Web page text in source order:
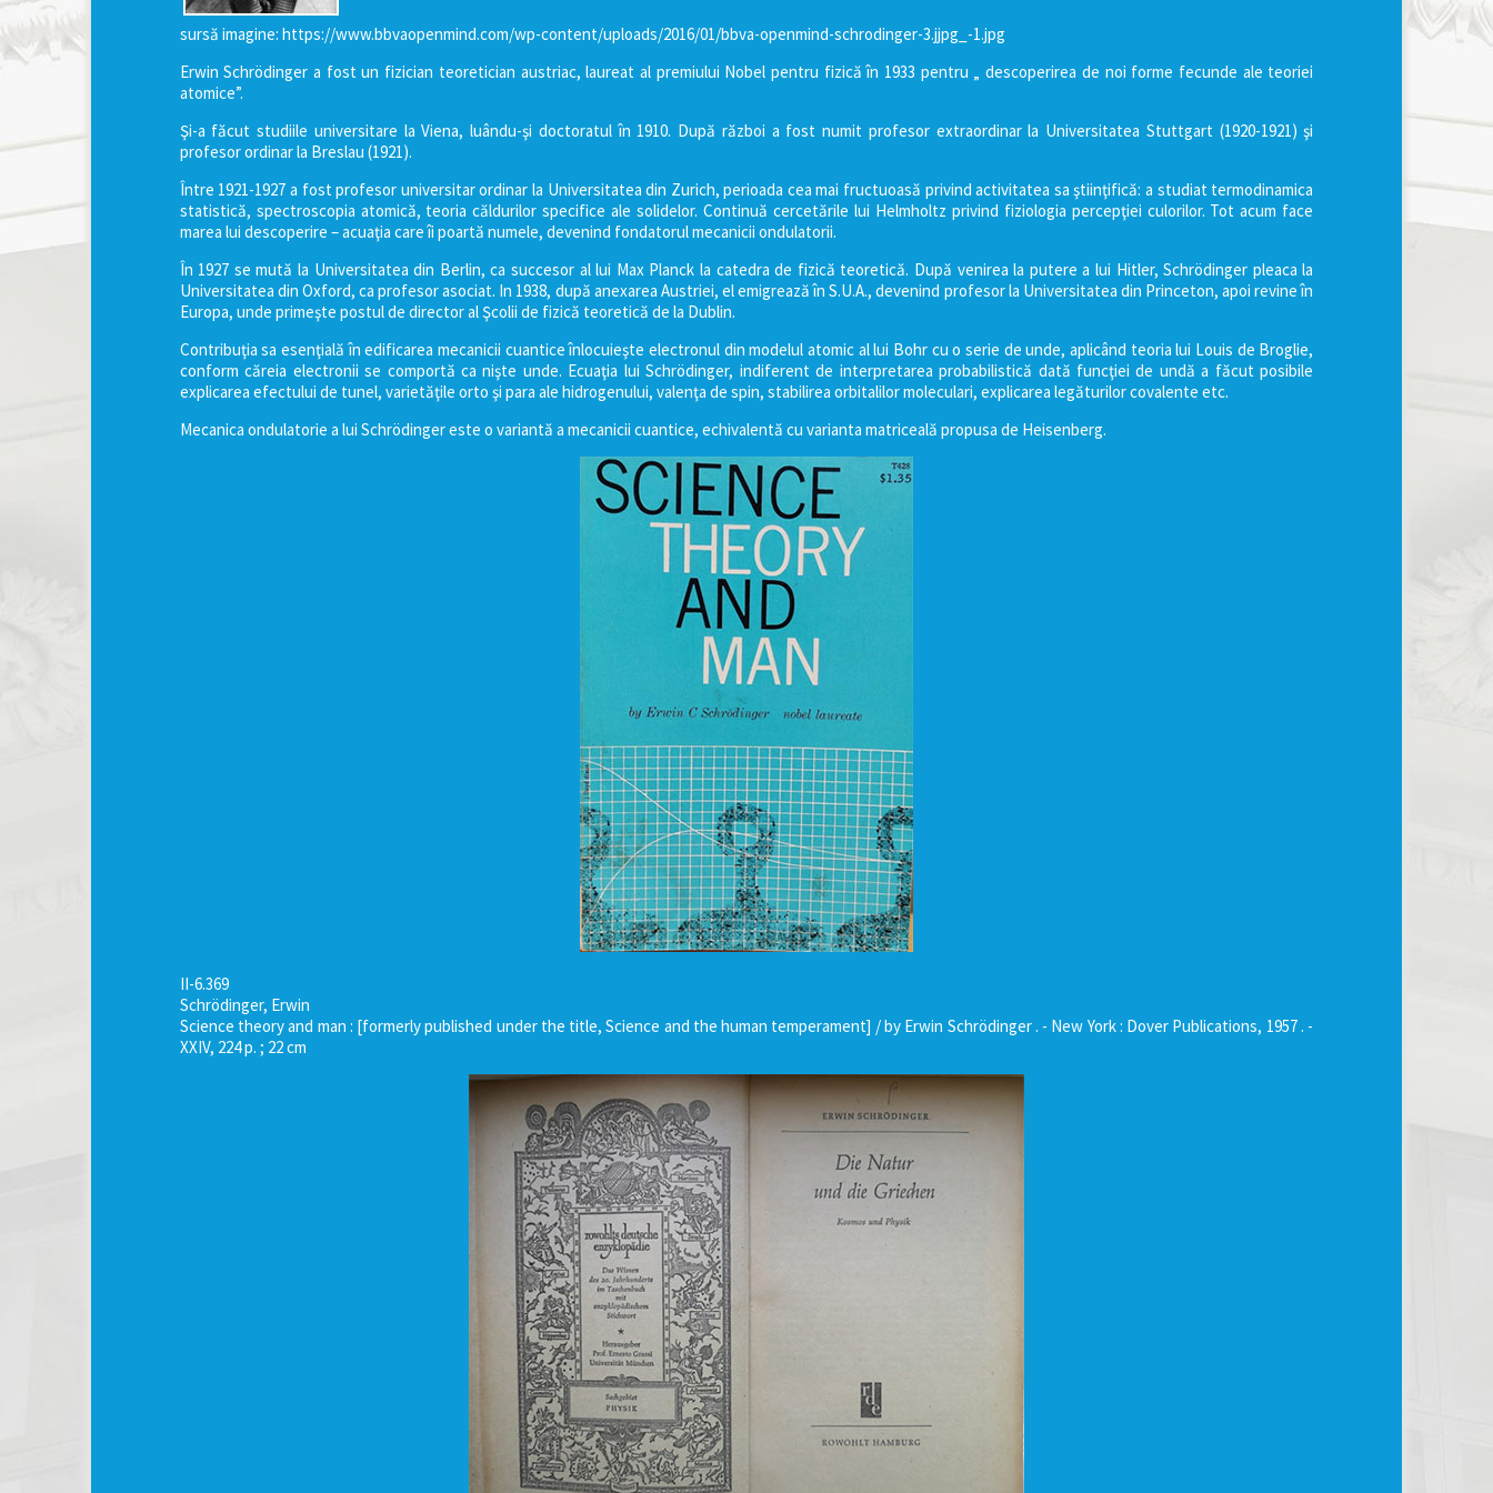
sursă imagine: https://www.bbvaopenmind.com/wp-content/uploads/2016/01/bbva-openmind-schrodinger-3.jjpg_-1.jpg
Erwin Schrödinger a fost un fizician teoretician austriac, laureat al premiului Nobel pentru fizică în 1933 pentru „ descoperirea de noi forme fecunde ale teoriei
atomice”.
Şi-a făcut studiile universitare la Viena, luându-şi doctoratul în 1910. După război a fost numit profesor extraordinar la Universitatea Stuttgart (1920-1921) şi
profesor ordinar la Breslau (1921).
Între 1921-1927 a fost profesor universitar ordinar la Universitatea din Zurich, perioada cea mai fructuoasă privind activitatea sa ştiinţifică: a studiat termodinamica
statistică, spectroscopia atomică, teoria căldurilor specifice ale solidelor. Continuă cercetările lui Helmholtz privind fiziologia percepţiei culorilor. Tot acum face
marea lui descoperire – acuaţia care îi poartă numele, devenind fondatorul mecanicii ondulatorii.
În 1927 se mută la Universitatea din Berlin, ca succesor al lui Max Planck la catedra de fizică teoretică. După venirea la putere a lui Hitler, Schrödinger pleaca la
Universitatea din Oxford, ca profesor asociat. In 1938, după anexarea Austriei, el emigrează în S.U.A., devenind profesor la Universitatea din Princeton, apoi revine în
Europa, unde primeşte postul de director al Şcolii de fizică teoretică de la Dublin.
Contribuţia sa esenţială în edificarea mecanicii cuantice înlocuieşte electronul din modelul atomic al lui Bohr cu o serie de unde, aplicând teoria lui Louis de Broglie,
conform căreia electronii se comportă ca nişte unde. Ecuaţia lui Schrödinger, indiferent de interpretarea probabilistică dată funcţiei de undă a făcut posibile
explicarea efectului de tunel, varietăţile orto şi para ale hidrogenului, valenţa de spin, stabilirea orbitalilor moleculari, explicarea legăturilor covalente etc.
Mecanica ondulatorie a lui Schrödinger este o variantă a mecanicii cuantice, echivalentă cu varianta matriceală propusa de Heisenberg.
II-6.369
Schrödinger, Erwin
Science theory and man : [formerly published under the title, Science and the human temperament] / by Erwin Schrödinger . - New York : Dover Publications, 1957 . -
XXIV, 224 p. ; 22 cm